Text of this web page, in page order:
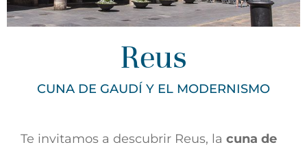
Reus
CUNA DE GAUDÍ Y EL MODERNISMO
Te invitamos a descubrir Reus, la cuna de